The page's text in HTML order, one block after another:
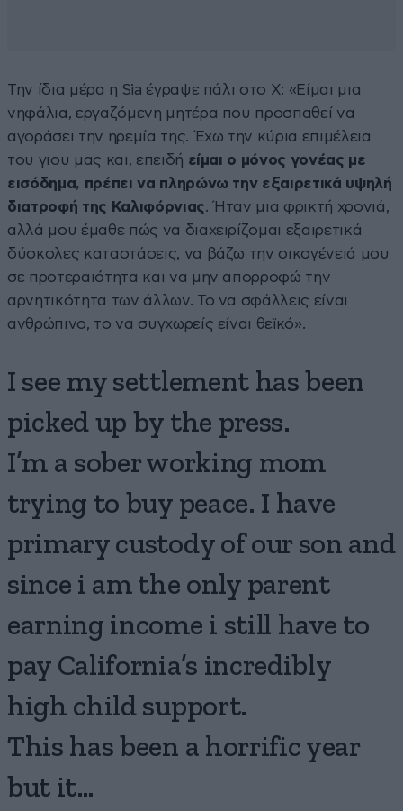
Την ίδια μέρα η Sia έγραψε πάλι στο X: «Είμαι μια
νηφάλια, εργαζόμενη μητέρα που προσπαθεί να
αγοράσει την ηρεμία της. Έχω την κύρια επιμέλεια
του γιου μας και, επειδή είμαι ο μόνος γονέας με
εισόδημα, πρέπει να πληρώνω την εξαιρετικά υψηλή
διατροφή της Καλιφόρνιας. Ήταν μια φρικτή χρονιά,
αλλά μου έμαθε πώς να διαχειρίζομαι εξαιρετικά
δύσκολες καταστάσεις, να βάζω την οικογένειά μου
σε προτεραιότητα και να μην απορροφώ την
αρνητικότητα των άλλων. Το να σφάλλεις είναι
ανθρώπινο, το να συγχωρείς είναι θεϊκό».
I see my settlement has been
picked up by the press.
I’m a sober working mom
trying to buy peace. I have
primary custody of our son and
since i am the only parent
earning income i still have to
pay California’s incredibly
high child support.
This has been a horrific year
but it…